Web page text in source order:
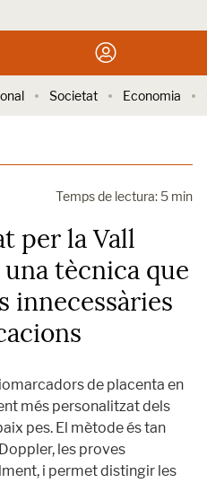
Societat Economia
Temps de lectura: 5 min
per la Vall
tècnica que
innecessàries
de placenta en
més personalitzat dels
pes. El mètode és tan
les proves
i permet distingir les